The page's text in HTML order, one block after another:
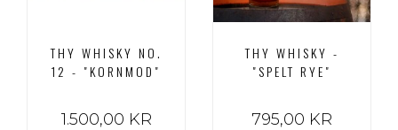
THY WHISKY NO.
12 - "KORNMOD"
1.500,00 KR
THY WHISKY -
"SPELT RYE"
795,00 KR